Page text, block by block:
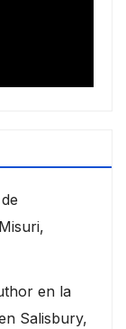
en la
Salisbury,